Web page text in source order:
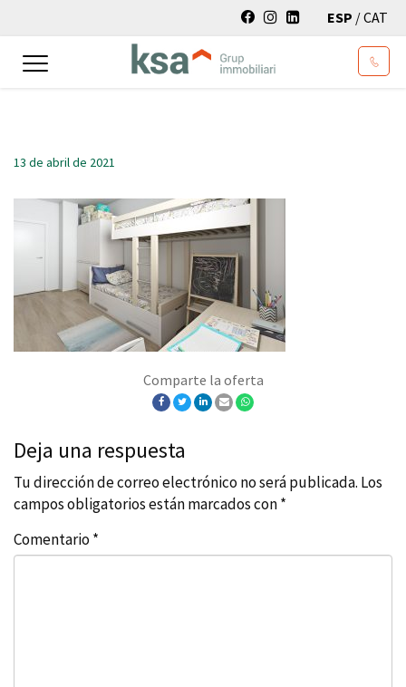
ESP /CAT
Toggle
13 de abril de 2021
Comparte la oferta
Deja una respuesta
Tu dirección de correo electrónico no será publicada. Los
campos obligatorios están marcados con*
Comentario*